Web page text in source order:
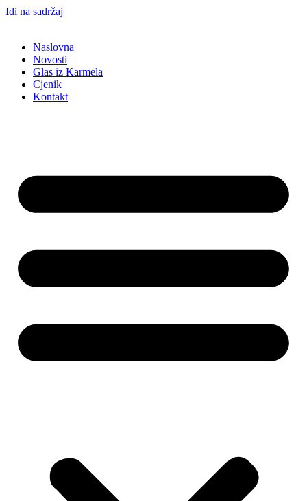
Idi na sadržaj
Naslovna
Novosti
Glas iz Karmela
Cjenik
Kontakt